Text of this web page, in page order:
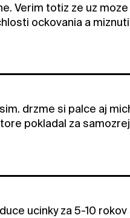
Verim totiz ze uz
ockovania a
drzme si palce aj
pokladal za
ucinky za 5-10